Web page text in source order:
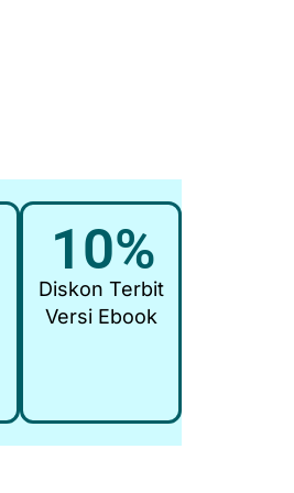
10%
Diskon Terbit
Versi Ebook